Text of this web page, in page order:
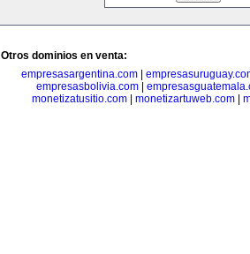
Otros dominios en venta:
empresasargentina.com|
empresasbolivia.com
monetizatusitio.com
monetizartuweb.com